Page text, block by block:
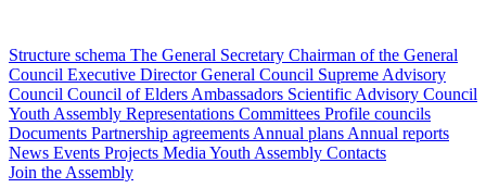
Structure schema The General Secretary Chairman of the General
Council Executive DirectorGeneral Council Supreme Advisory
Council Council of Elders Ambassadors Scientific Advisory Council
Youth Assembly Representations Committees Profile councils
Documents Partnership agreements Annual plans Annual reports
News Events Projects Media Youth Assembly Contacts
Join the Assembly